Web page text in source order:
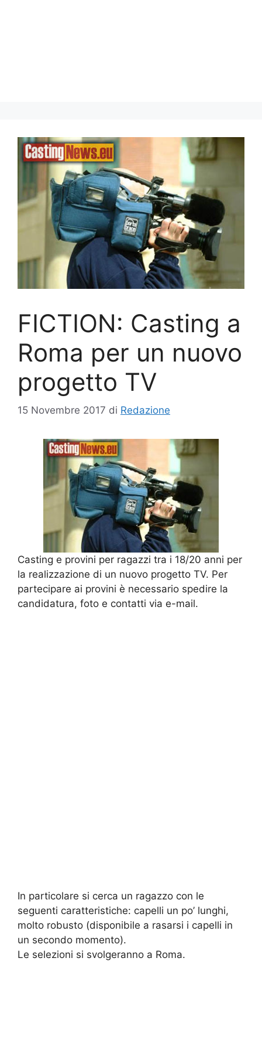
FICTION: Casting a
Roma per un nuovo
progetto TV
15 Novembre 2017 di Redazione
Casting e provini per ragazzi tra i 18/20 anni per
la realizzazione di un nuovo progetto TV. Per
partecipare ai provini è necessario spedire la
candidatura, foto e contatti via e-mail.
In particolare si cerca un ragazzo con le
seguenti caratteristiche: capelli un po’ lunghi,
molto robusto (disponibile a rasarsi i capelli in
un secondo momento).
Le selezioni si svolgeranno a Roma.